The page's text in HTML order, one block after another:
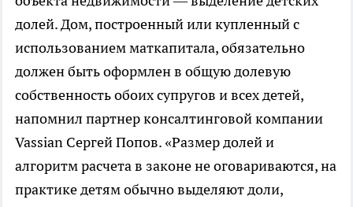
долей. Дом, построенный или купленный с
использованием маткапитала, обязательно
должен быть оформлен в общую долевую
собственность обоих супругов и всех детей,
напомнил партнер консалтинговой компании
Vassian Сергей Попов. «Размер долей и
алгоритм расчета в законе не оговариваются, на
практике детям обычно выделяют доли,